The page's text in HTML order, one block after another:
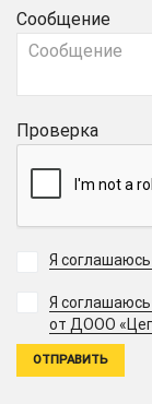
Сообщение
Проверка
Я
Я
от ДООО